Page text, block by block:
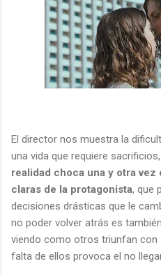
El director nos muestra la
una vida que requiere
realidad choca una y otra
claras de la protagonista, que
decisiones drásticas que le
no poder volver atrás es
viendo como otros triunfan con
falta de ellos provoca el no